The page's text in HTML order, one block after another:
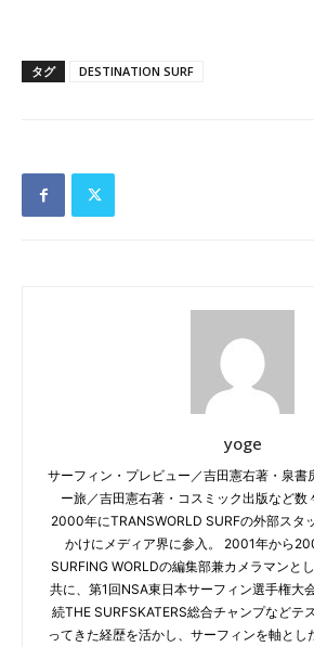
タグ DESTINATION SURF
yoge
サーフィン・プレビュー／吉田憲右著・泉書
ー旅／吉田憲右著・コスミック出版など数
2000年にTRANSWORLD SURFの外部スタ
かけにメディア界に参入。 2001年から
SURFING WORLDの編集部兼カメラマンと
共に、第1回NSA東日本サーフィン選手権大
続THE SURFSKATERS総合チャンプなどテ
ってきた経歴を活かし、サーフィンを軸とし